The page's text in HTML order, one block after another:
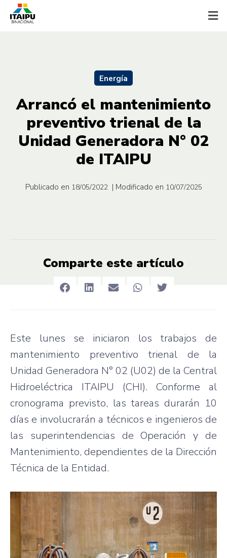
Energía
Arrancó el mantenimiento
preventivo trienal de la
Unidad Generadora N° 02
de ITAIPU
Publicado en 18/05/2022 | Modificado en 10/07/2025
Comparte este artículo
Este lunes se iniciaron los trabajos de
mantenimiento preventivo trienal de la
Unidad Generadora N° 02 (U02) de la Central
Hidroeléctrica ITAIPU (CHI). Conforme al
cronograma previsto, las tareas durarán 10
días e involucrarán a técnicos e ingenieros de
las superintendencias de Operación y de
Mantenimiento, dependientes de la Dirección
Técnica de la Entidad.